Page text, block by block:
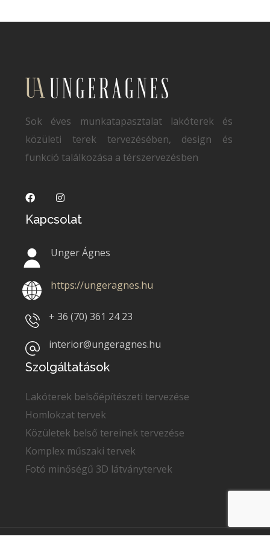
Sok éves munkatapasztalat lakóterek és
közületi terek tervezésében, design és
funkció találkozása a térszervezésben
Kapcsolat
Unger Ágnes
https://ungeragnes.hu
+ 36 (70)361 24 23
interior@ungeragnes.hu
Szolgáltatások
Lakóterek belsőépítészeti tervezése
Homlokzat tervek
Közületek belső tereinek tervezése
Komplex műszaki tervek
Fotó minőségű 3D látványtervek